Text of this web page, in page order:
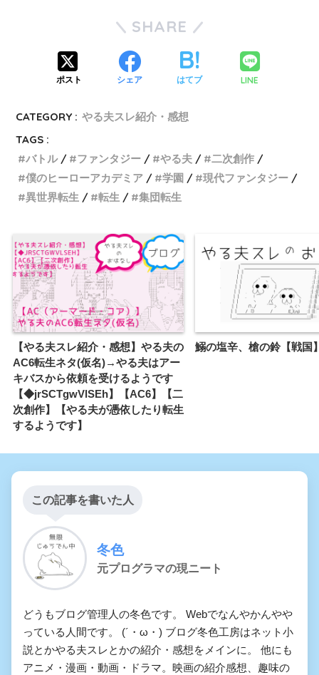
SHARE
ポスト シェア はてブ LINE
CATEGORY : やる夫スレ紹介・感想
TAGS :
バトル
ファンタジー やる夫
二次創作
僕のヒーローアカデミア
学園
現代ファンタジー
異世界転生
転生 集団転生
【やる夫スレ紹介・感想】やる夫の
AC6転生ネタ(仮名)→やる夫はアー
キバスから依頼を受けるようです
【◆jrSCTgwVlSEh】【AC6】【二
次創作】【やる夫が憑依したり転生
するようです】
鰯の塩辛、槍の鈴【戦国
この記事を書いた人
冬色
元プログラマの現ニート
どうもブログ管理人の冬色です。 Webでなんやかんやや
っている人間です。 (´・ω・) ブログ冬色工房はネット小
説とかやる夫スレとかの紹介・感想をメインに。 他にも
アニメ・漫画・動画・ドラマ。映画の紹介感想、趣味の